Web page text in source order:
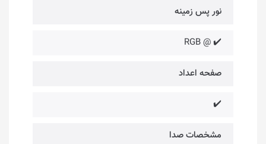
نور پس زمینه
✔️ @ RGB
صفحه اعداد
✔️
مشخصات صدا